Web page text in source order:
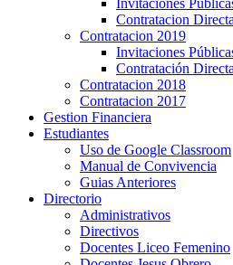
Invitaciones
Contratacion
Contratacion 2019
Invitaciones
Contratación
Contratacion 2018
Contratacion 2017
Gestion Financiera
Estudiantes
Uso de Google Classroom
Manual de Convivencia
Guias Anteriores
Directorio
Administrativos
Directivos
Docentes Liceo Femenino